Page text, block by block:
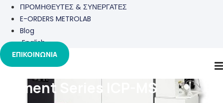
ΠΡΟΜΗΘΕΥΤΕΣ & ΣΥΝΕΡΓΑΤΕΣ
E-ORDERS METROLAB
Blog
English
ΕΠΙΚΟΙΝΩΝΙΑ
Element Series ICP-MS